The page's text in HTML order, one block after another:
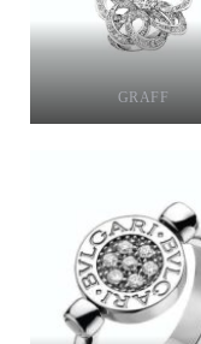
GRAFF